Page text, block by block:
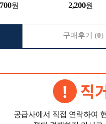
원 2,200원
구매후기 (0)